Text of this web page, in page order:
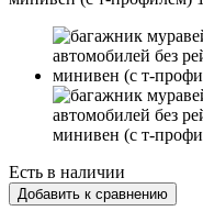
Есть в наличии